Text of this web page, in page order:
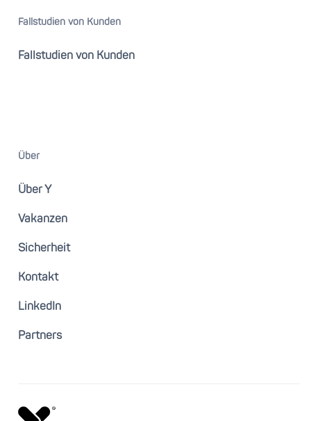
Fallstudien von Kunden
Fallstudien von Kunden
Über
Über Y
Vakanzen
Sicherheit
Kontakt
LinkedIn
Partners